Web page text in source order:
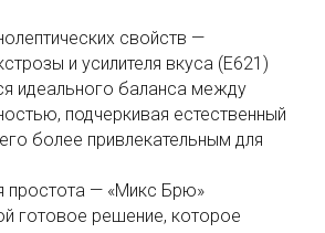
свойств —
и усилителя вкуса (Е621)
идеального баланса между
подчеркивая естественный
более привлекательным для
простота — «Микс Брю»
готовое решение, которое